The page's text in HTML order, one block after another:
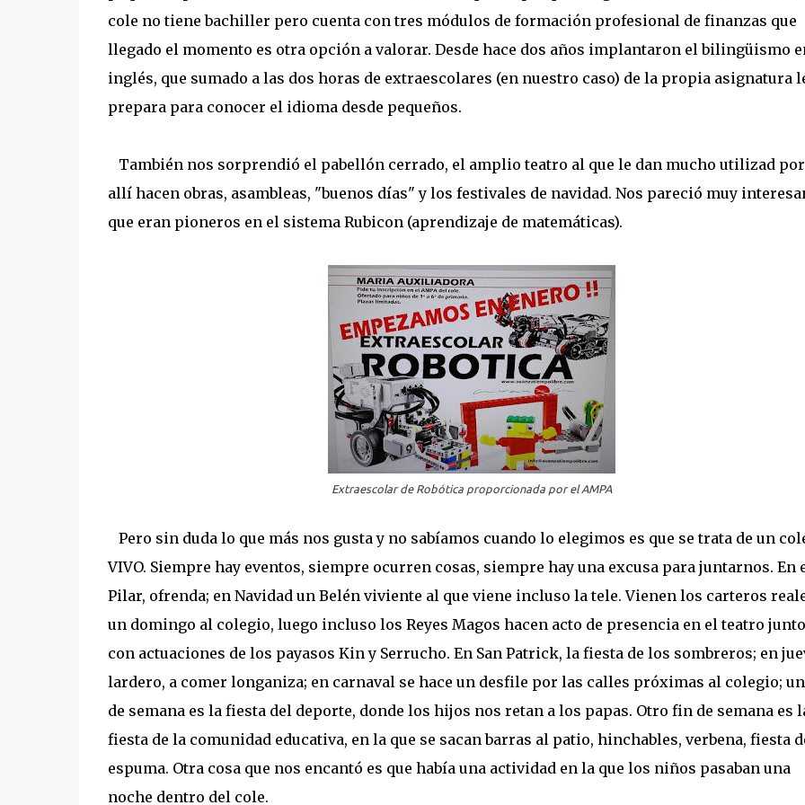
cole no tiene bachiller pero cuenta con tres módulos de formación profesional de finanzas que
llegado el momento es otra opción a valorar. Desde hace dos años implantaron el bilingüismo
inglés, que sumado a las dos horas de extraescolares (en nuestro caso) de la propia asignatura
prepara para conocer el idioma desde pequeños.
También nos sorprendió el pabellón cerrado, el amplio teatro al que le dan mucho utilizad
allí hacen obras, asambleas, "buenos días" y los festivales de navidad. Nos pareció muy
que eran pioneros en el sistema Rubicon (aprendizaje de matemáticas).
Extraescolar de Robótica proporcionada por el AMPA
Pero sin duda lo que más nos gusta y no sabíamos cuando lo elegimos es que se trata de un
VIVO. Siempre hay eventos, siempre ocurren cosas, siempre hay una excusa para juntarnos. En
Pilar, ofrenda; en Navidad un Belén viviente al que viene incluso la tele. Vienen los carteros
un domingo al colegio, luego incluso los Reyes Magos hacen acto de presencia en el teatro junto
con actuaciones de los payasos Kin y Serrucho. En San Patrick, la fiesta de los sombreros; en
lardero, a comer longaniza; en carnaval se hace un desfile por las calles próximas al colegio;
de semana es la fiesta del deporte, donde los hijos nos retan a los papas. Otro fin de semana es
fiesta de la comunidad educativa, en la que se sacan barras al patio, hinchables, verbena, fiesta
espuma. Otra cosa que nos encantó es que había una actividad en la que los niños pasaban una
noche dentro del cole.